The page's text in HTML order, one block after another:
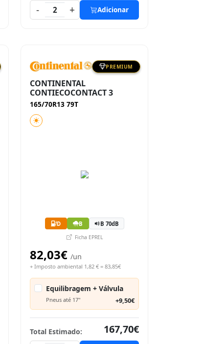
-
2 + Adicionar
PREMIUM
CONTINENTAL
CONTIECOCONTACT 3
165/70R13 79T
D B B 70dB
Ficha EPREL
82,03€ /un
+ Imposto ambiental 1,82 € = 83,85€
Equilibragem + Válvula
Pneus até 17" +9,50€
Total Estimado:
167,70€